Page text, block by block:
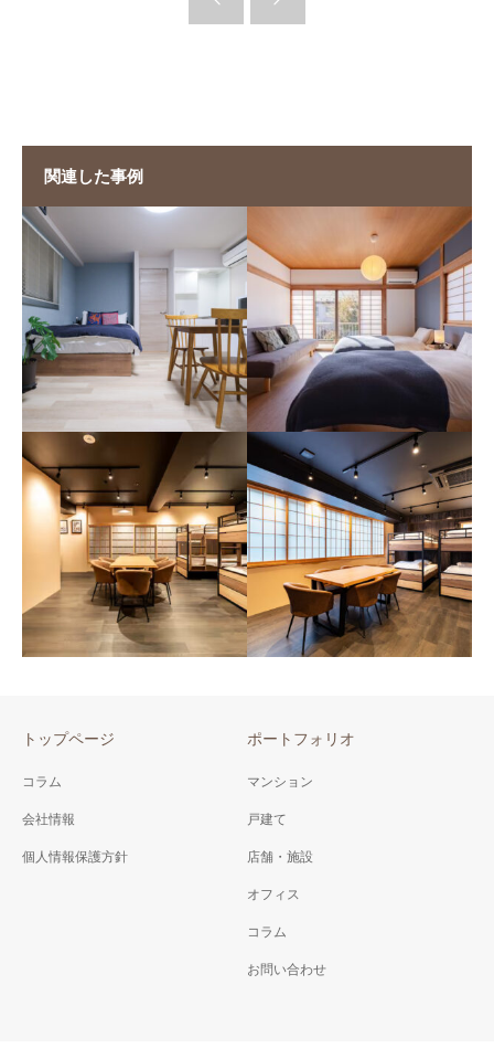
関連した事例
HOTEL MAY 101
HOTEL MAY
SHINAGAWA101
木の音
木の音
NINJA NO MA （仮称）
トップページ
コラム
会社情報
個人情報保護方針
ポートフォリオ
マンション
戸建て
店舗・施設
オフィス
コラム
お問い合わせ